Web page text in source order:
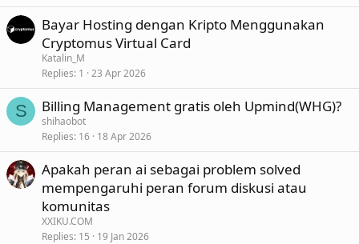
Bayar Hosting dengan Kripto Menggunakan
Cryptomus Virtual Card
Katalin_M
Replies 1 23 Apr 2026
S Billing Management gratis oleh Upmind(WHG)?
shihaobot
Replies 16 18 Apr 2026
Apakah peran ai sebagai problem solved
mempengaruhi peran forum diskusi atau
komunitas
XXIKU.COM
Replies 15 19 Jan 2026